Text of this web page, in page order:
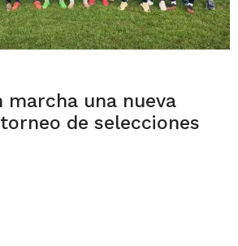
marcha una nueva
de selecciones